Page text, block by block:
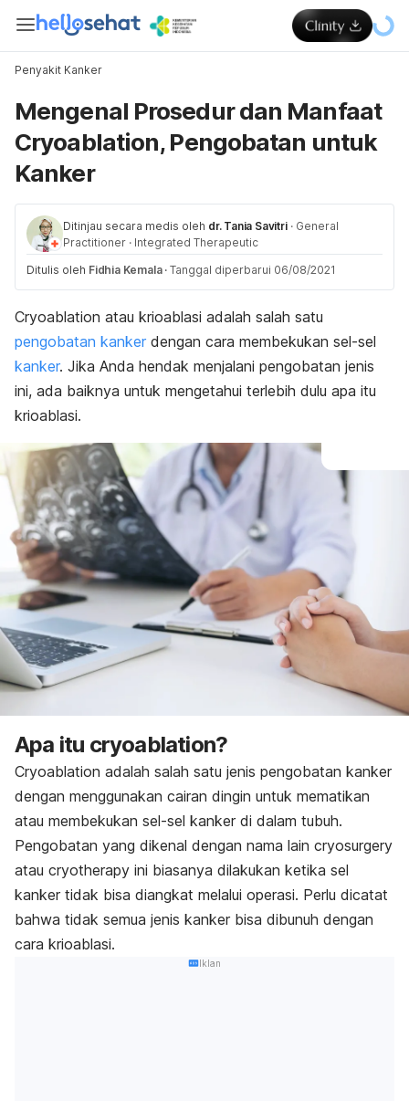
Penyakit Kanker
Mengenal Prosedur dan Manfaat
Cryoablation, Pengobatan untuk
Kanker
Ditinjau secara medis oleh dr. Tania Savitri · General
Practitioner · Integrated Therapeutic
Ditulis oleh Fidhia Kemala · Tanggal diperbarui 06/08/2021
Cryoablation atau krioablasi adalah salah satu
pengobatan kanker dengan cara membekukan sel-sel
kanker. Jika Anda hendak menjalani pengobatan jenis
ini, ada baiknya untuk mengetahui terlebih dulu apa itu
krioablasi.
Apa itu cryoablation?
Cryoablation adalah salah satu jenis pengobatan kanker
dengan menggunakan cairan dingin untuk mematikan
atau membekukan sel-sel kanker di dalam tubuh.
Pengobatan yang dikenal dengan nama lain cryosurgery
atau cryotherapy ini biasanya dilakukan ketika sel
kanker tidak bisa diangkat melalui operasi. Perlu dicatat
bahwa tidak semua jenis kanker bisa dibunuh dengan
cara krioablasi.
Iklan